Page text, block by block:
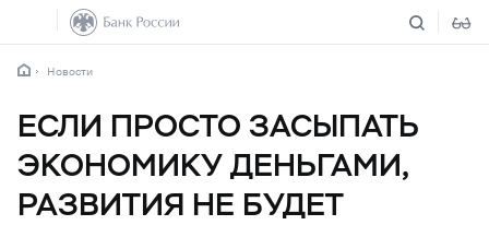
Новости
ЕСЛИ ПРОСТО ЗАСЫПАТЬ
ЭКОНОМИКУ ДЕНЬГАМИ,
РАЗВИТИЯ НЕ БУДЕТ